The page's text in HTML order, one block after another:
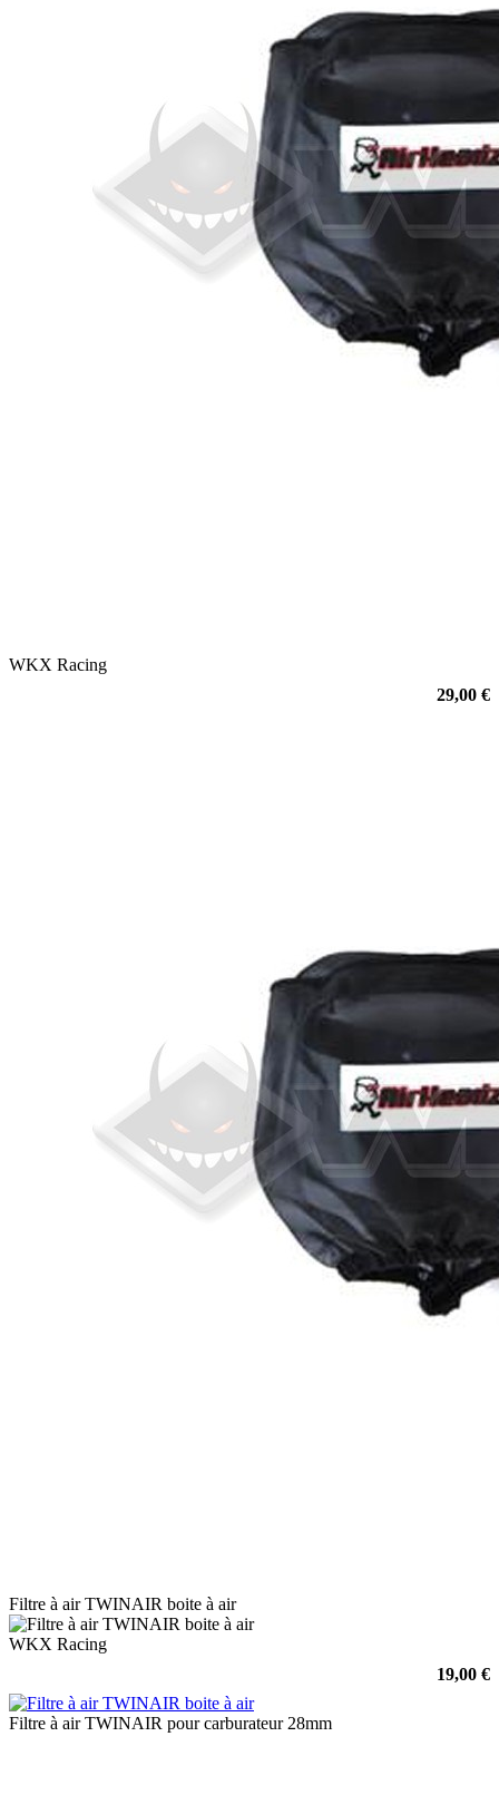
WKX Racing
29,00 €
Filtre à air TWINAIR boite à air
WKX Racing
19,00 €
Filtre à air TWINAIR pour carburateur 28mm